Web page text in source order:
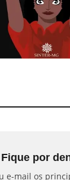
Fique por
e-mail os